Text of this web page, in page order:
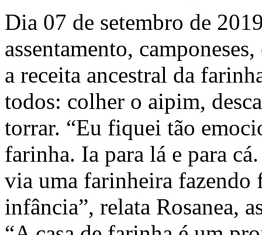
Dia 07 de setembro de
assentamento,
a receita ancestral da
todos: colher o aipim,
torrar. “Eu fiquei tão
farinha. Ia para lá e para
via uma farinheira fazendo
infância”, relata Rosanea,